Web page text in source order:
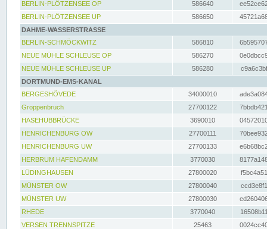
BERLIN-PLÖTZENSEE OP
586640
BERLIN-PLÖTZENSEE UP
586650
DAHME-WASSERSTRASSE
BERLIN-SCHMÖCKWITZ
586810
NEUE MÜHLE SCHLEUSE OP
586270
NEUE MÜHLE SCHLEUSE UP
586280
DORTMUND-EMS-KANAL
BERGESHÖVEDE
34000010
Groppenbruch
27700122
HASEHUBBRÜCKE
3690010
HENRICHENBURG OW
27700111
HENRICHENBURG UW
27700133
HERBRUM HAFENDAMM
3770030
LÜDINGHAUSEN
27800020
MÜNSTER OW
27800040
MÜNSTER UW
27800030
RHEDE
3770040
VERSEN TRENNSPITZE
25463